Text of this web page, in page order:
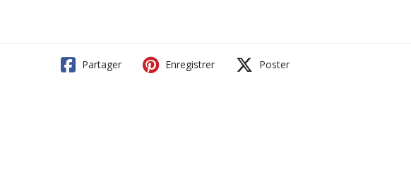
Partager Enregistrer Poster